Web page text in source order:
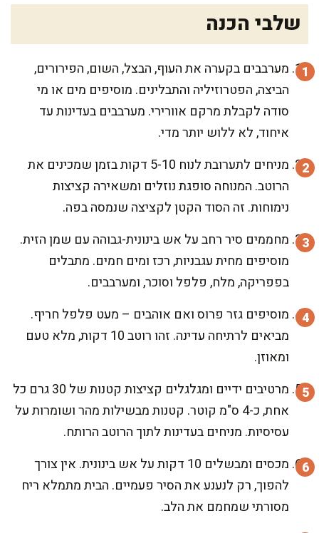
שלבי הכנה
מערבבים בקערה את העוף, הבצל, השום, הפירורים,
הביצה, הפטרוזיליה והתבלינים. מוסיפים מים או מי
סודה לקבלת מרקם אוורירי. מערבבים בעדינות עד
איחוד, לא ללוש יותר מדי.
מניחים לתערובת לנוח 5-10 דקות בזמן שמכינים את
הרוטב. המנוחה סופגת נוזלים ומשאירה קציצות
נימוחות. זה הסוד הקטן לקציצה שנמסה בפה.
מחממים סיר רחב על אש בינונית-גבוהה עם שמן הזית.
מוסיפים מחית עגבניות, רכז ומים חמים. מתבלים
בפפריקה, מלח, פלפל וסוכר, ומערבבים.
מוסיפים גזר פרוס ואם אוהבים – מעט פלפל חריף.
מביאים לרתיחה עדינה. זהו רוטב 10 דקות, מלא טעם
ומאוזן.
מרטיבים ידיים ומגלגלים קציצות קטנות של 30 גרם כל
אחת, כ-4 ס"מ קוטר. קטנות מבשילות מהר ושומרות על
עסיסיות. מניחים בעדינות לתוך הרוטב הרותח.
מכסים ומבשלים 10 דקות על אש בינונית. אין צורך
להפוך, רק לנענע את הסיר פעמיים. הבית מתמלא ריח
מסורתי שמחמם את הלב.